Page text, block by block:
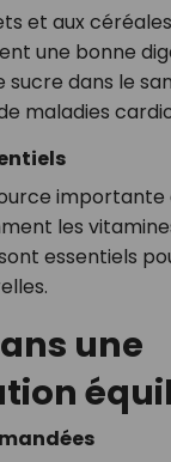
et aux
une bonne
sucre dans le
maladies
les
essentiels
une